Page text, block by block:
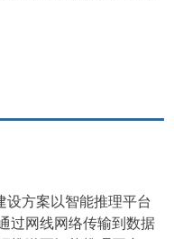
设方案以智能推理平台
过网线网络传输到数据